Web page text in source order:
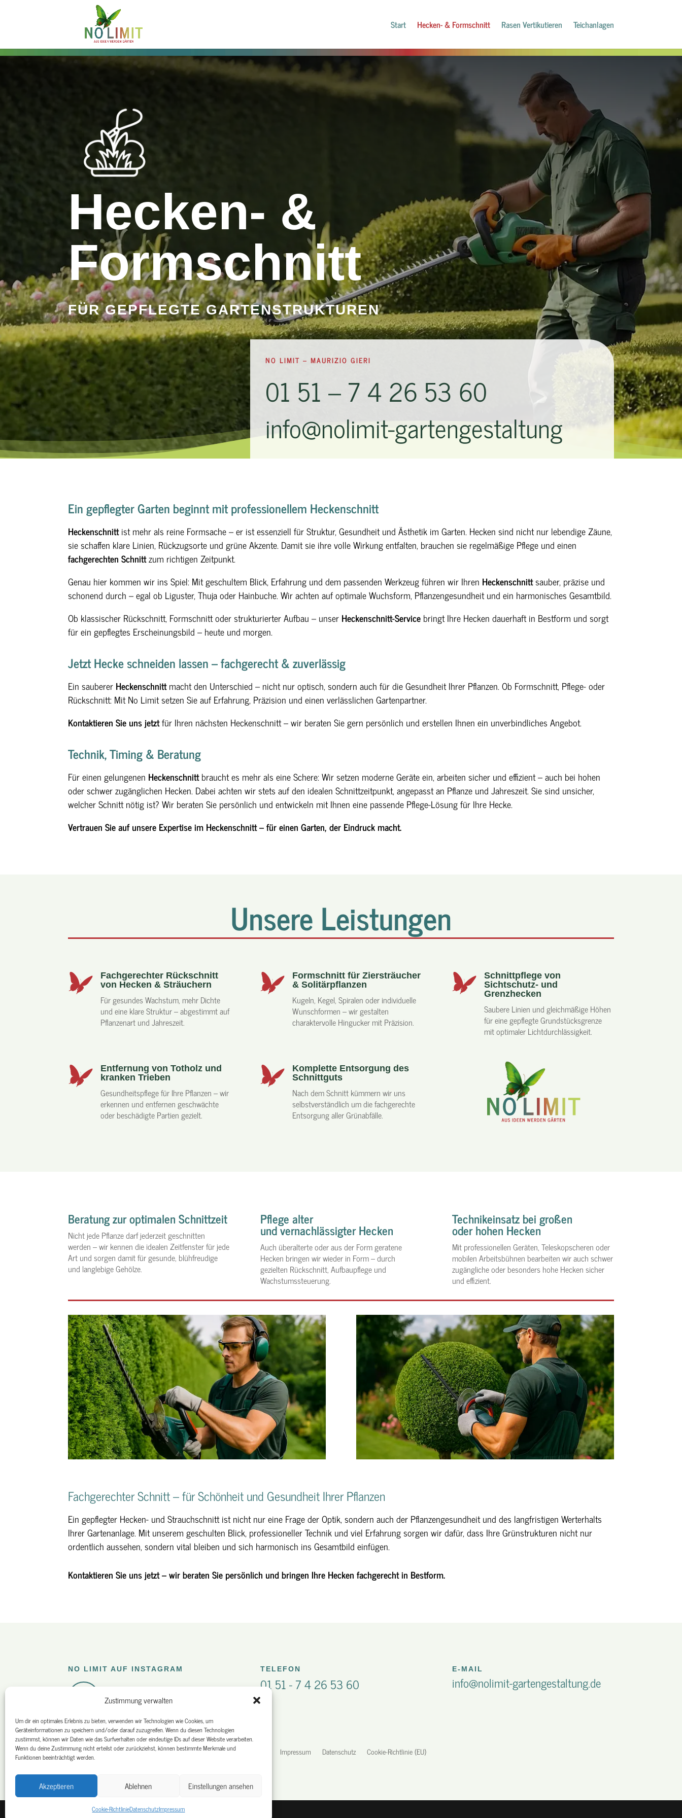
Zustimmung verwalten
Um dir ein optimales Erlebnis zu bieten, verwenden wir Technologien wie Cookies, um
Geräteinformationen zu speichern und/oder darauf zuzugreifen. Wenn du diesen Technologien
zustimmst, können wir Daten wie das Surfverhalten oder eindeutige IDs auf dieser Website verarbeiten.
Wenn du deine Zustimmung nicht erteilst oder zurückziehst, können bestimmte Merkmale und
Funktionen beeinträchtigt werden.
Akzeptieren Ablehnen Einstellungen ansehen
Cookie-RichtlinieDatenschutzImpressum
Start Hecken- & Formschnitt Rasen Vertikutieren Teichanlagen
Hecken- &
Formschnitt
FÜR GEPFLEGTE GARTENSTRUKTUREN
NO LIMIT – MAURIZIO GIERI
01 51 – 7 4 26 53 60
info@nolimit-gartengestaltung
Ein gepflegter Garten beginnt mit professionellem Heckenschnitt
Heckenschnittist mehr als reine Formsache – er ist essenziell für Struktur, Gesundheit und Ästhetik im Garten. Hecken sind nicht nur lebendige Zäune,
sie schaffen klare Linien, Rückzugsorte und grüne Akzente. Damit sie ihre volle Wirkung entfalten, brauchen sie regelmäßige Pflege und einen
fachgerechten Schnittzum richtigen Zeitpunkt.
Genau hier kommen wir ins Spiel: Mit geschultem Blick, Erfahrung und dem passenden Werkzeug führen wir Ihren Heckenschnittsauber, präzise und
schonend durch – egal ob Liguster, Thuja oder Hainbuche. Wir achten auf optimale Wuchsform, Pflanzengesundheit und ein harmonisches Gesamtbild.
Ob klassischer Rückschnitt, Formschnitt oder strukturierter Aufbau – unser Heckenschnitt-Service bringt Ihre Hecken dauerhaft in Bestform und sorgt
für ein gepflegtes Erscheinungsbild – heute und morgen.
Jetzt Hecke schneiden lassen – fachgerecht & zuverlässig
Ein sauberer Heckenschnittmacht den Unterschied – nicht nur optisch, sondern auch für die Gesundheit Ihrer Pflanzen. Ob Formschnitt, Pflege- oder
Rückschnitt: Mit No Limit setzen Sie auf Erfahrung, Präzision und einen verlässlichen Gartenpartner.
Kontaktieren Sie uns jetztfür Ihren nächsten Heckenschnitt – wir beraten Sie gern persönlich und erstellen Ihnen ein unverbindliches Angebot.
Technik, Timing & Beratung
Für einen gelungenen Heckenschnittbraucht es mehr als eine Schere: Wir setzen moderne Geräte ein, arbeiten sicher und effizient – auch bei hohen
oder schwer zugänglichen Hecken. Dabei achten wir stets auf den idealen Schnittzeitpunkt, angepasst an Pflanze und Jahreszeit. Sie sind unsicher,
welcher Schnitt nötig ist? Wir beraten Sie persönlich und entwickeln mit Ihnen eine passende Pflege-Lösung für Ihre Hecke.
Vertrauen Sie auf unsere Expertise im Heckenschnitt – für einen Garten, der Eindruck macht.
Unsere Leistungen
Fachgerechter Rückschnitt
von Hecken & Sträuchern
Für gesundes Wachstum, mehr Dichte
und eine klare Struktur – abgestimmt auf
Pflanzenart und Jahreszeit.
Formschnitt für Ziersträucher
& Solitärpflanzen
Kugeln, Kegel, Spiralen oder individuelle
Wunschformen – wir gestalten
charaktervolle Hingucker mit Präzision.
Schnittpflege von
Sichtschutz- und
Grenzhecken
Saubere Linien und gleichmäßige Höhen
für eine gepflegte Grundstücksgrenze
mit optimaler Lichtdurchlässigkeit.
Entfernung von Totholz und
kranken Trieben
Gesundheitspflege für Ihre Pflanzen – wir
erkennen und entfernen geschwächte
oder beschädigte Partien gezielt.
Komplette Entsorgung des
Schnittguts
Nach dem Schnitt kümmern wir uns
selbstverständlich um die fachgerechte
Entsorgung aller Grünabfälle.
Beratung zur optimalen Schnittzeit
Nicht jede Pflanze darf jederzeit geschnitten
werden – wir kennen die idealen Zeitfenster für jede
Art und sorgen damit für gesunde, blühfreudige
und langlebige Gehölze.
Pflege alter
und vernachlässigter Hecken
Auch überalterte oder aus der Form geratene
Hecken bringen wir wieder in Form – durch
gezielten Rückschnitt, Aufbaupflege und
Wachstumssteuerung.
Technikeinsatz bei großen
oder hohen Hecken
Mit professionellen Geräten, Teleskopscheren oder
mobilen Arbeitsbühnen bearbeiten wir auch schwer
zugängliche oder besonders hohe Hecken sicher
und effizient.
Fachgerechter Schnitt – für Schönheit und Gesundheit Ihrer Pflanzen
Ein gepflegter Hecken- und Strauchschnitt ist nicht nur eine Frage der Optik, sondern auch der Pflanzengesundheit und des langfristigen Werterhalts
Ihrer Gartenanlage. Mit unserem geschulten Blick, professioneller Technik und viel Erfahrung sorgen wir dafür, dass Ihre Grünstrukturen nicht nur
ordentlich aussehen, sondern vital bleiben und sich harmonisch ins Gesamtbild einfügen.
Kontaktieren Sie uns jetzt – wir beraten Sie persönlich und bringen Ihre Hecken fachgerecht in Bestform.
NO LIMIT AUF INSTAGRAM TELEFON
01 51 - 7 4 26 53 60
E-MAIL
info@nolimit-gartengestaltung.de
Impressum Datenschutz Cookie-Richtlinie (EU)
No Limit Gartengestaltung | 56659 Burgbrohl